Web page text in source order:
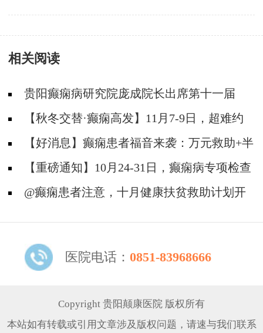
助，速约！
名医、海归医学博士后再临颠康会诊，机不可
相关阅读
贵阳癫痫病研究院庞成院长出席第十一届
CAAE国际癫痫论坛暨协会成立20周年庆典
【秋冬交替·癫痫高发】11月7-9日，超难约
的北京三甲名医，携手贵州专家团共抗癫痫，速
约！
【好消息】癫痫患者福音来袭：万元救助+半
价专项检查+京黔专家免费亲诊，符合条件者速
申请！
【重磅通知】10月24-31日，癫痫病专项检查
全额救助+京黔名医免费亲诊+高达万元补贴，
@癫痫患者注意，十月健康扶贫救助计划开
额！
医院电话： 0851-83968666
Copyright 贵阳颠康医院 版权所有
本站如有转载或引用文章涉及版权问题，请速与我们联系